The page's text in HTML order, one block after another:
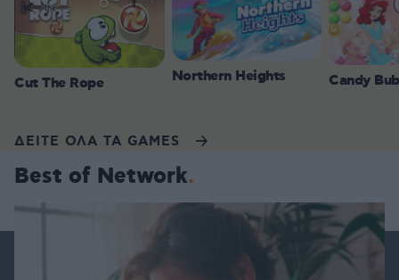
Cut The Rope Northern Heights Candy
ΔΕΙΤΕ ΟΛΑ ΤΑ GAMES
Best of Network